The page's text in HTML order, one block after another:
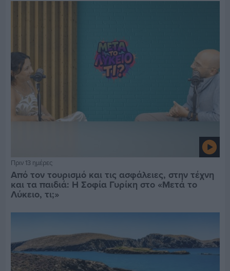
Πριν 13 ημέρες
Από τον τουρισμό και τις ασφάλειες, στην τέχνη
και τα παιδιά: Η Σοφία Γυρίκη στο «Μετά το
Λύκειο, τι;»